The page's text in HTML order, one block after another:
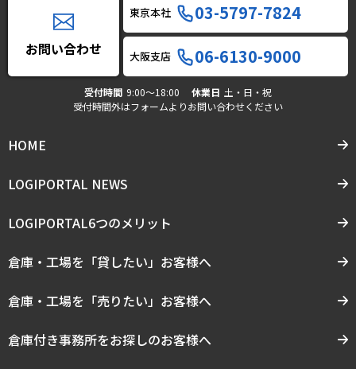
お問い合わせ
東京本社 03-5797-7824
大阪支店 06-6130-9000
受付時間 9:00〜18:00 休業日 土・日・祝
受付時間外はフォームよりお問い合わせください
HOME
LOGIPORTAL NEWS
LOGIPORTAL6つのメリット
倉庫・工場を「貸したい」お客様へ
倉庫・工場を「売りたい」お客様へ
倉庫付き事務所をお探しのお客様へ